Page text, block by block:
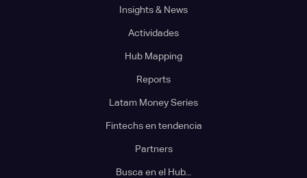
Insights & News
Actividades
Hub Mapping
Reports
Latam Money Series
Fintechs en tendencia
Partners
Busca en el Hub...